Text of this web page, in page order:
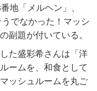
地「メルヘン」、
でなかった！マッシ
副題が付いている。
た盛彩希さんは「洋
ームを、和食として
ッシュルームを丸ご